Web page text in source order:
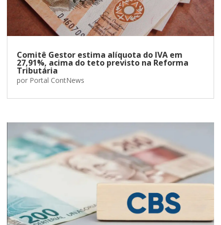
Comitê Gestor estima alíquota do IVA em
27,91%, acima do teto previsto na Reforma
Tributária
por Portal ContNews